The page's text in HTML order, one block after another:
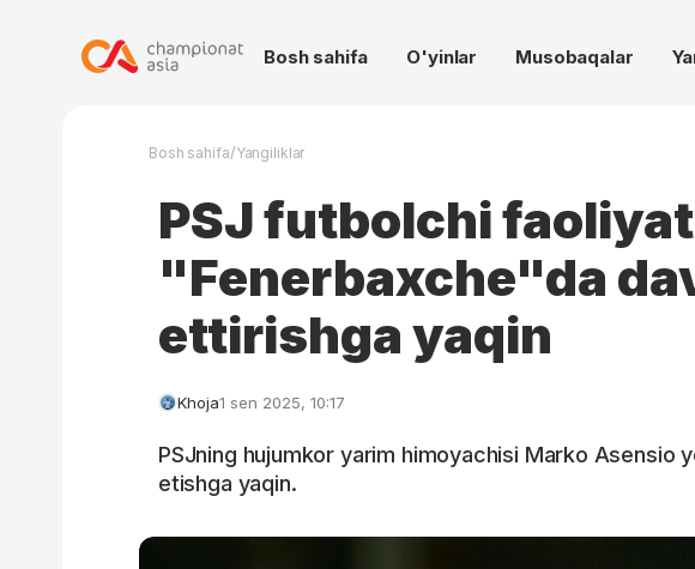
Bosh sahifa O'yinlar Musobaqalar
Bosh sahifa/Yangiliklar
PSJ futbolchi
"Fenerbaxche"da
ettirishga yaqin
Khoja1 sen 2025, 10:17
PSJning hujumkor yarim himoyachisi Marko Asensio
etishga yaqin.